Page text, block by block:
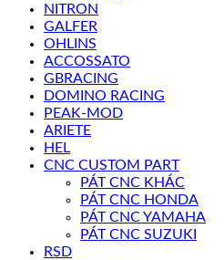
NITRON
GALFER
OHLINS
ACCOSSATO
GBRACING
DOMINO RACING
PEAK-MOD
ARIETE
HEL
CNC CUSTOM PART
PÁT CNC KHÁC
PÁT CNC HONDA
PÁT CNC YAMAHA
PÁT CNC SUZUKI
RSD